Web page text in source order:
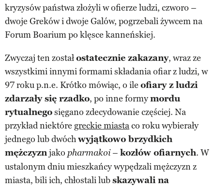
kryzysów państwa złożyli w ofierze ludzi, czworo –
dwoje Greków i dwoje Galów, pogrzebali żywcem na
Forum Boarium po klęsce kanneńskiej.
Zwyczaj ten zostałostatecznie zakazany, wraz ze
wszystkimi innymi formami składania ofiar z ludzi, w
97 roku p.n.e. Krótko mówiąc, o ile ofiary z ludzi
zdarzały się rzadko, po inne formymordu
rytualnegosięgano zdecydowanie częściej. Na
przykład niektóre greckie miastaco roku wybierały
jednego lub dwóchwyjątkowo brzydkich
mężczyznjako pharmakoi– kozłów ofiarnych. W
ustalonym dniu mieszkańcy wypędzali mężczyzn z
miasta, bili ich, chłostali lubskazywali na